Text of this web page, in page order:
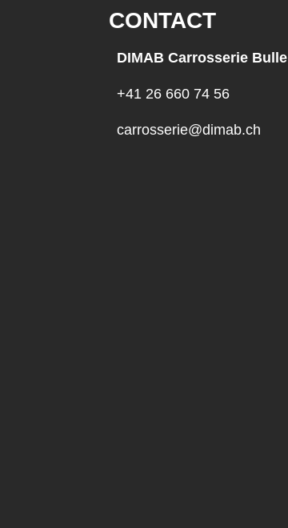
CONTACT
DIMAB Carrosserie Bulle
+41 26 660 74 56
carrosserie@dimab.ch